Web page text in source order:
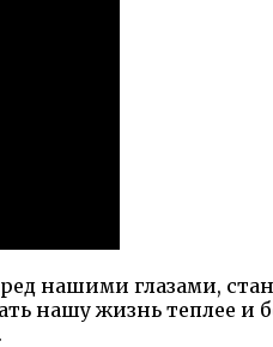
нашими глазами,
нашу жизнь теплее